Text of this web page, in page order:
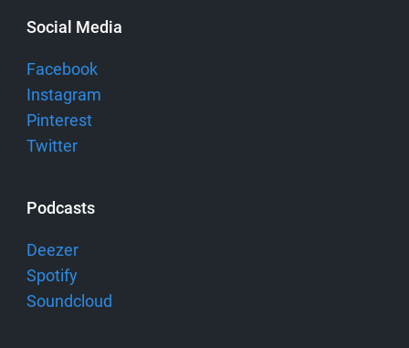
Social Media
Facebook
Instagram
Pinterest
Twitter
Podcasts
Deezer
Spotify
Soundcloud